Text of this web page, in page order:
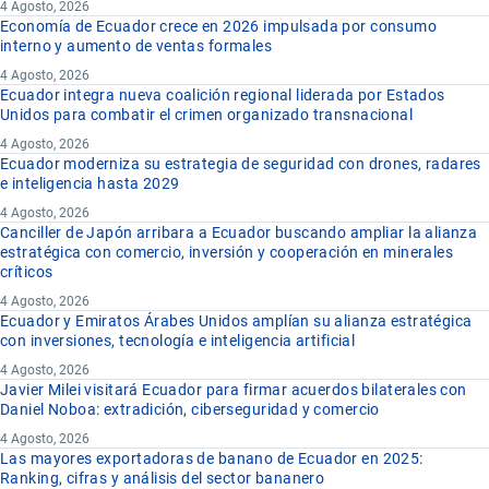
4 Agosto, 2026
Economía de Ecuador crece en 2026 impulsada por consumo
interno y aumento de ventas formales
4 Agosto, 2026
Ecuador integra nueva coalición regional liderada por Estados
Unidos para combatir el crimen organizado transnacional
4 Agosto, 2026
Ecuador moderniza su estrategia de seguridad con drones, radares
e inteligencia hasta 2029
4 Agosto, 2026
Canciller de Japón arribara a Ecuador buscando ampliar la alianza
estratégica con comercio, inversión y cooperación en minerales
críticos
4 Agosto, 2026
Ecuador y Emiratos Árabes Unidos amplían su alianza estratégica
con inversiones, tecnología e inteligencia artificial
4 Agosto, 2026
Javier Milei visitará Ecuador para firmar acuerdos bilaterales con
Daniel Noboa: extradición, ciberseguridad y comercio
4 Agosto, 2026
Las mayores exportadoras de banano de Ecuador en 2025:
Ranking, cifras y análisis del sector bananero